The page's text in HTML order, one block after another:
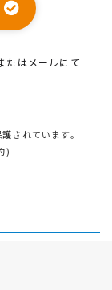
たはメールにて
されています。
)